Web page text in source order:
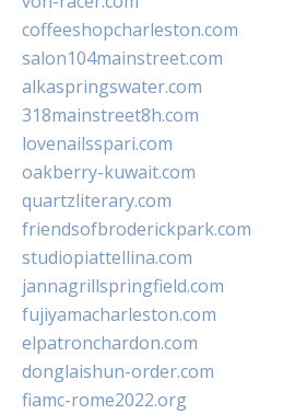
coffeeshopcharleston.com
salon104mainstreet.com
alkaspringswater.com
318mainstreet8h.com
lovenailsspari.com
oakberry-kuwait.com
quartzliterary.com
friendsofbroderickpark.com
studiopiattellina.com
jannagrillspringfield.com
fujiyamacharleston.com
elpatronchardon.com
donglaishun-order.com
fiamc-rome2022.org